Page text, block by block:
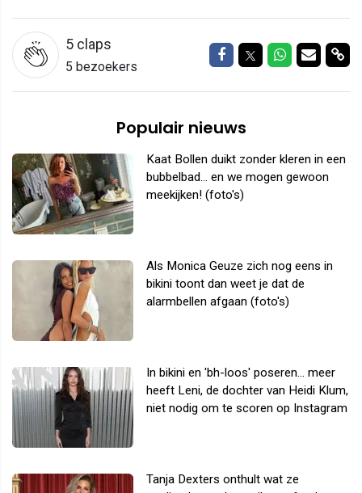
5 claps
5 bezoekers
Delen op Facebook
Delen op Twitter
Delen op
Delen
Populair nieuws
Kaat Bollen duikt zonder kleren in een
bubbelbad... en we mogen gewoon
meekijken! (foto's)
Als Monica Geuze zich nog eens in
bikini toont dan weet je dat de
alarmbellen afgaan (foto's)
In bikini en 'bh-loos' poseren... meer
heeft Leni, de dochter van Heidi Klum,
niet nodig om te scoren op Instagram
Tanja Dexters onthult wat ze